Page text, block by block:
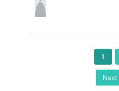
1
Next